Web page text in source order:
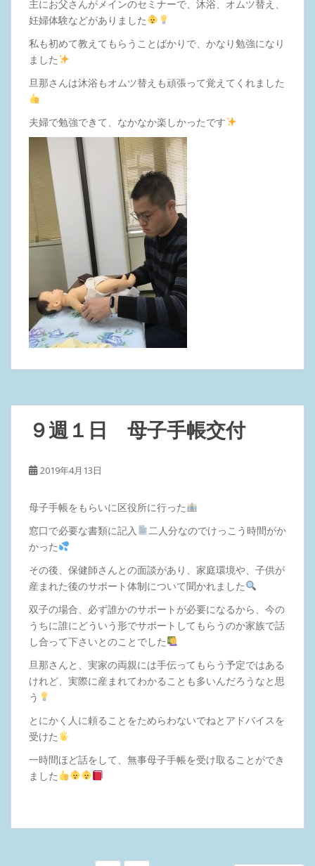
主にお父さんがメインのセミナーで、沐浴、オムツ替え、
妊婦体験などがありました
私も初めて教えてもらうことばかりで、かなり勉強になり
ました
旦那さんは沐浴もオムツ替えも頑張って覚えてくれました
夫婦で勉強できて、なかなか楽しかったです
９週１日 母子手帳交付
2019年4月13日
母子手帳をもらいに区役所に行った
窓口で必要な書類に記入
二人分なのでけっこう時間がか
かった
その後、保健師さんとの面談があり、家庭環境や、子供が
産まれた後のサポート体制について聞かれました
双子の場合、必ず誰かのサポートが必要になるから、今の
うちに誰にどういう形でサポートしてもらうのか家族で話
し合って下さいとのことでした
旦那さんと、実家の両親には手伝ってもらう予定ではある
けれど、実際に産まれてわかることも多いんだろうなと思
う
とにかく人に頼ることをためらわないでねとアドバイスを
受けた
一時間ほど話をして、無事母子手帳を受け取ることができ
ました